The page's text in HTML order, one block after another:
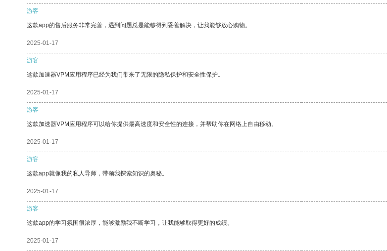
游客
这款app的售后服务非常完善，遇到问题总是能够得到妥善解决，让我能够放心购物。
2025-01-17
游客
这款加速器VPM应用程序已经为我们带来了无限的隐私保护和安全性保护。
2025-01-17
游客
这款加速器VPM应用程序可以给你提供最高速度和安全性的连接，并帮助你在网络上自由移动。
2025-01-17
游客
这款app就像我的私人导师，带领我探索知识的奥秘。
2025-01-17
游客
这款app的学习氛围很浓厚，能够激励我不断学习，让我能够取得更好的成绩。
2025-01-17